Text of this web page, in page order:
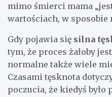
mimo śmierci mama
wartościach, w sposobie
Gdy pojawia się silna
tym, że proces żałoby
normalne także wiele
Czasami tęsknota
poczucia, że kiedyś było